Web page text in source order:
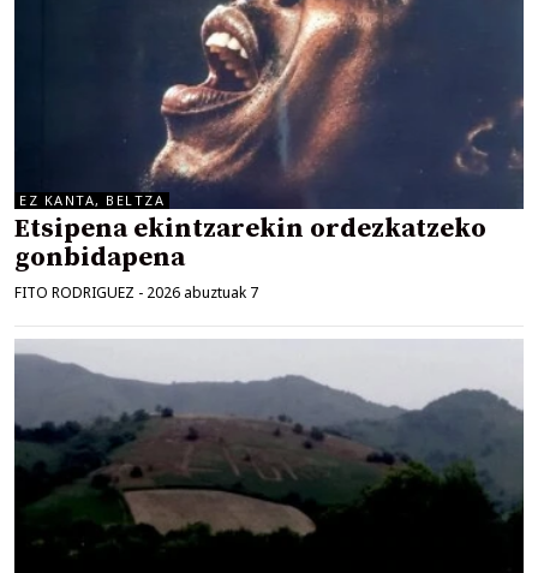
EZ KANTA, BELTZA
Etsipena ekintzarekin ordezkatzeko
gonbidapena
FITO RODRIGUEZ - 2026 abuztuak 7